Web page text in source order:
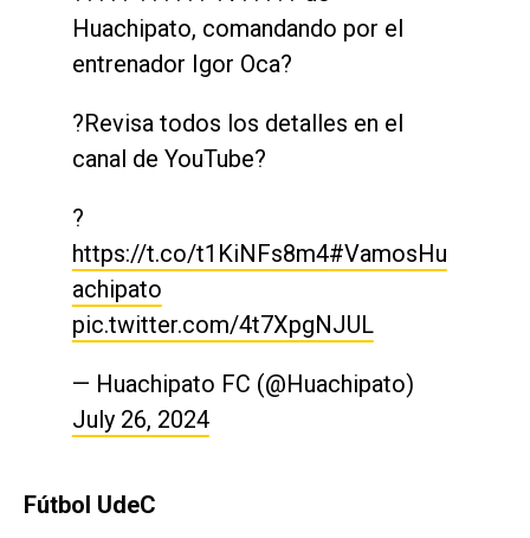
Huachipato, comandando por el
entrenador Igor Oca?
?Revisa todos los detalles en el
canal de YouTube?️
?
https://t.co/t1KiNFs8m4#VamosHu
achipato
pic.twitter.com/4t7XpgNJUL
— Huachipato FC (@Huachipato)
July 26, 2024
Fútbol UdeC